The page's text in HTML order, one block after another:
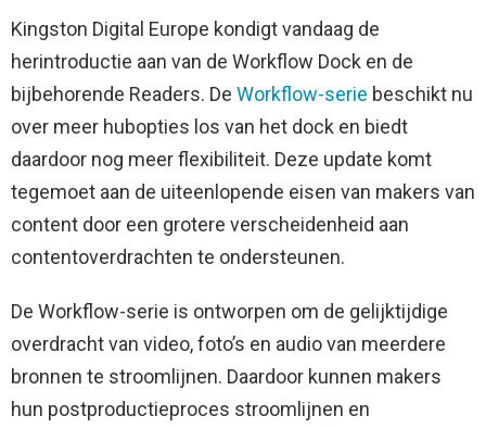
Kingston Digital Europe kondigt vandaag de
herintroductie aan van de Workflow Dock en de
bijbehorende Readers. De Workflow-serie beschikt nu
over meer hubopties los van het dock en biedt
daardoor nog meer flexibiliteit. Deze update komt
tegemoet aan de uiteenlopende eisen van makers van
content door een grotere verscheidenheid aan
contentoverdrachten te ondersteunen.
De Workflow-serie is ontworpen om de gelijktijdige
overdracht van video, foto’s en audio van meerdere
bronnen te stroomlijnen. Daardoor kunnen makers
hun postproductieproces stroomlijnen en